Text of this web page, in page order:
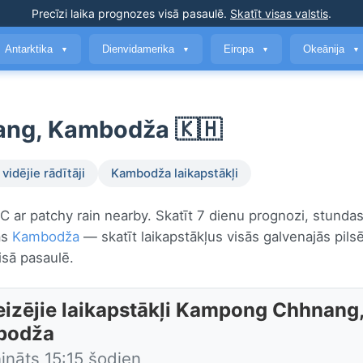
Precīzi laika prognozes visā pasaulē. Skatīt visas valstis.
Antarktika ▼ Dienvidamerika ▼ Eiropa ▼ Okeānija ▼
Kambodža 🇰🇭
vidējie rādītāji Kambodža laikapstākļi
ar patchy rain nearby. Skatīt 7 dienu prognozi,
Kambodža — skatīt laikapstākļus visās galvenajās
pasaulē.
laikapstākļi Kampong
15:15 šodien